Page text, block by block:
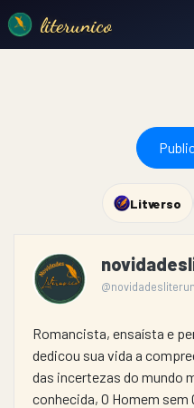
literunico
Litverso
Romancista, ensaísta e
dedicou sua vida a
das incertezas do mundo
conhecida, O Homem sem